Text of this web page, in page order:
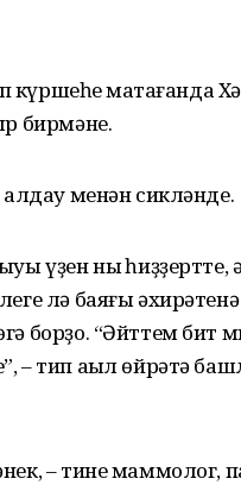
маҡтағанда
бирмәне.
менән сикләнде.
үҙен ныҡ һиҙҙертте, ә
лә баяғы
борҙо. “Әйттем бит
тип аҡыл өйрәтә
– тине маммолог,